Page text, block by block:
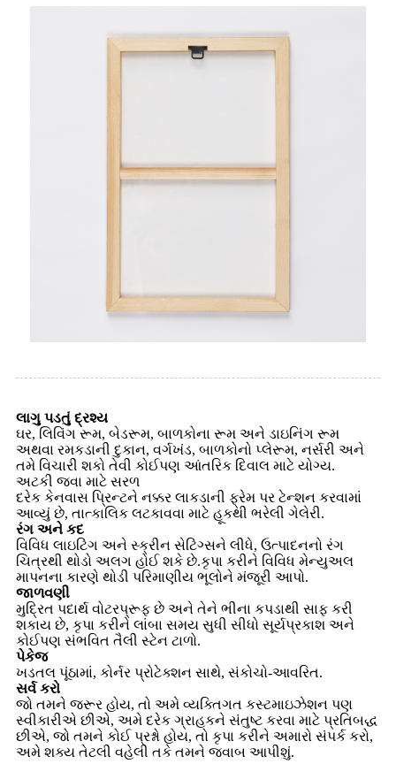
લાગુ પડતું દ્રશ્ય
ઘર, લિવિંગ રૂમ, બેડરૂમ, બાળકોના રૂમ અને ડાઇનિંગ રૂમ
અથવા રમકડાની દુકાન, વર્ગખંડ, બાળકોનો પ્લેરૂમ, નર્સરી અને
તમે વિચારી શકો તેવી કોઈપણ આંતરિક દિવાલ માટે યોગ્ય.
અટકી જવા માટે સરળ
દરેક કેનવાસ પ્રિન્ટને નક્કર લાકડાની ફ્રેમ પર ટેન્શન કરવામાં
આવ્યું છે, તાત્કાલિક લટકાવવા માટે હૂકથી ભરેલી ગેલેરી.
રંગ અને કદ
વિવિધ લાઇટિંગ અને સ્ક્રીન સેટિંગ્સને લીધે, ઉત્પાદનનો રંગ
ચિત્રથી થોડો અલગ હોઈ શકે છે.કૃપા કરીને વિવિધ મેન્યુઅલ
માપનના કારણે થોડી પરિમાણીય ભૂલોને મંજૂરી આપો.
જાળવણી
મુદ્રિત પદાર્થ વોટરપ્રૂફ છે અને તેને ભીના કપડાથી સાફ કરી
શકાય છે, કૃપા કરીને લાંબા સમય સુધી સીધો સૂર્યપ્રકાશ અને
કોઈપણ સંભવિત તૈલી સ્ટેન ટાળો.
પેકેજ
ખડતલ પૂંઠામાં, કોર્નર પ્રોટેક્શન સાથે, સંકોચો-આવરિત.
સર્વ કરો
જો તમને જરૂર હોય, તો અમે વ્યક્તિગત કસ્ટમાઇઝેશન પણ
સ્વીકારીએ છીએ, અમે દરેક ગ્રાહકને સંતુષ્ટ કરવા માટે પ્રતિબદ્ધ
છીએ, જો તમને કોઈ પ્રશ્નો હોય, તો કૃપા કરીને અમારો સંપર્ક કરો,
અમે શક્ય તેટલી વહેલી તકે તમને જવાબ આપીશું.